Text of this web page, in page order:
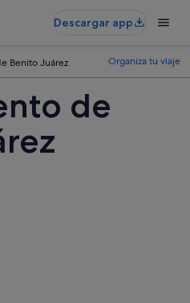
Descargar app
Benito Juárez Organiza tu viaje
de